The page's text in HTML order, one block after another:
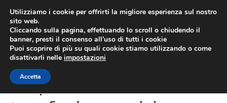
contenuto
Importare o
Utilizziamo i cookie per offrirti la migliore esperienza sul nostro
sito web.
Cliccando sulla pagina, effettuando lo scroll o chiudendo il
banner, presti il consenso all’uso di tutti i cookie
Puoi scoprire di più su quali cookie stiamo utilizzando o come
disattivarli nelle impostazioni
Accetta